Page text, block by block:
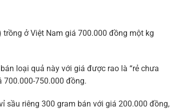
ở Việt Nam giá 700.000 đồng một kg
loại quả này với giá được rao là “rẻ chưa
700.000-750.000 đồng.
sầu riêng 300 gram bán với giá 200.000 đồng,